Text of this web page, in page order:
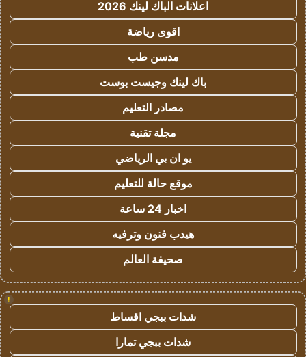
اعلانات الباك لينك 2026
اقوى رياضة
مدسن طب
باك لينك وجيست بوست
مصادر التعليم
مجلة تقنية
يو ان بي الرياضي
موقع حالة للتعليم
اخبار 24 ساعة
هيدب فنون وترفيه
صحيفة العالم
!
شدات ببجي اقساط
شدات ببجي تمارا